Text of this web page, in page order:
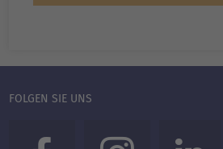
FOLGEN SIE UNS